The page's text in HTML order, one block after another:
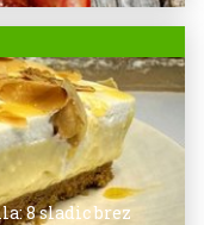
8 sladic brez